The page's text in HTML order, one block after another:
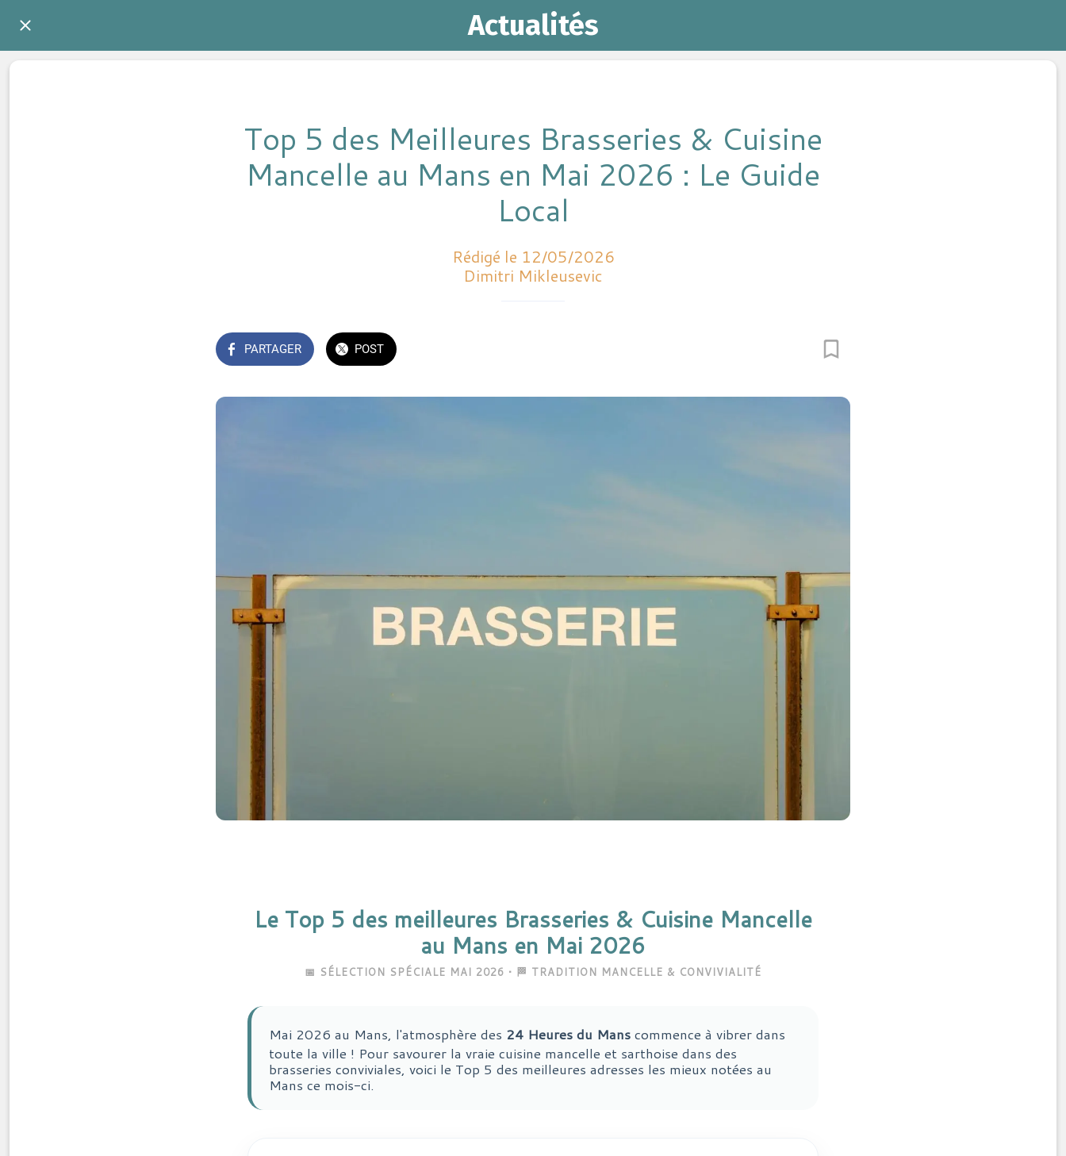
Actualités
Top 5 des Meilleures Brasseries & Cuisine
Mancelle au Mans en Mai 2026 : Le Guide
Local
Rédigé le 12/05/2026
Dimitri Mikleusevic
PARTAGER POST
Le Top 5 des meilleures Brasseries & Cuisine Mancelle
au Mans en Mai 2026
📅 SÉLECTION SPÉCIALE MAI 2026 • 🏁 TRADITION MANCELLE & CONVIVIALITÉ
Mai 2026 au Mans, l'atmosphère des 24 Heures du Mans commence à vibrer dans
toute la ville ! Pour savourer la vraie cuisine mancelle et sarthoise dans des
brasseries conviviales, voici le Top 5 des meilleures adresses les mieux notées au
Mans ce mois-ci.